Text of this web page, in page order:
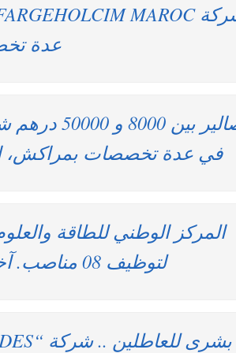
عدة
صالير بين
في عدة تخصصات بمراكش،
المركز الوطني للطاقة
لتوظيف 08 مناصب. آخر أجل 30 ماي 2025